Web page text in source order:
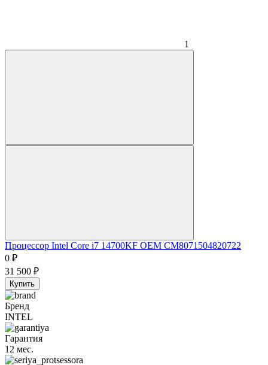
1
Процессор Intel Core i7 14700KF OEM CM8071504820722
0 ₽
31 500 ₽
Купить
Бренд
INTEL
Гарантия
12 мес.